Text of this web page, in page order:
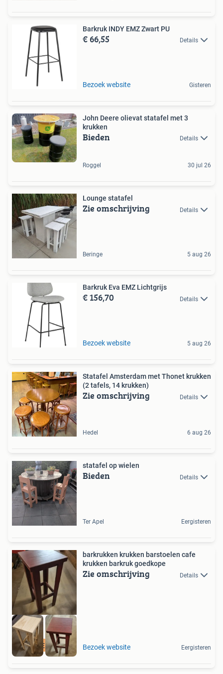
Barkruk INDY EMZ Zwart PU
€ 66,55 Details
Bezoek website Gisteren
John Deere olievat statafel met 3
krukken
Bieden Details
Roggel 30 jul 26
Lounge statafel
Zie omschrijving Details
Beringe 5 aug 26
Barkruk Eva EMZ Lichtgrijs
€ 156,70 Details
Bezoek website 5 aug 26
Statafel Amsterdam met Thonet krukken
(2 tafels, 14 krukken)
Zie omschrijving Details
Hedel 6 aug 26
statafel op wielen
Bieden Details
Ter Apel Eergisteren
ENORME VOORRAAD
barkrukken krukken barstoelen cafe
krukken barkruk goedkope
Zie omschrijving Details
Bezoek website Eergisteren